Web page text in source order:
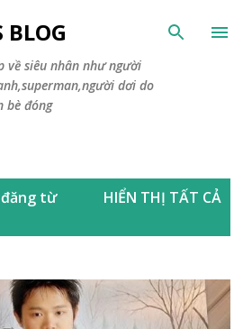
đến nội dung chính
về siêu nhân như người
dơi do
bè đóng
từ
HIỂN THỊ TẤT CẢ